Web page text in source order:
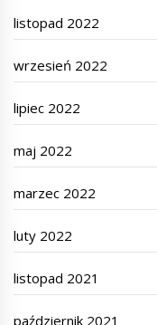
listopad 2022
wrzesień 2022
lipiec 2022
maj 2022
marzec 2022
luty 2022
listopad 2021
październik 2021